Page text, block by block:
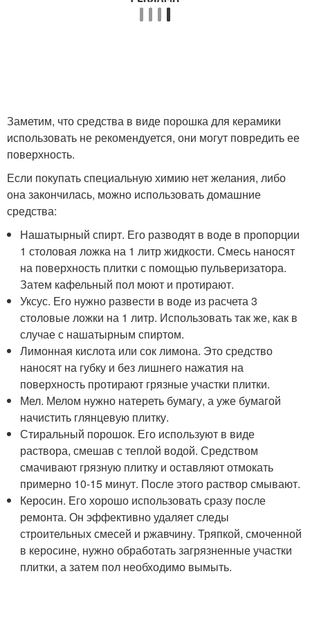
Заметим, что средства в виде порошка для керамики
использовать не рекомендуется, они могут повредить ее
поверхность.
Если покупать специальную химию нет желания, либо
она закончилась, можно использовать домашние
средства:
Нашатырный спирт. Его разводят в воде в пропорции
1 столовая ложка на 1 литр жидкости. Смесь наносят
на поверхность плитки с помощью пульверизатора.
Затем кафельный пол моют и протирают.
Уксус. Его нужно развести в воде из расчета 3
столовые ложки на 1 литр. Использовать так же, как в
случае с нашатырным спиртом.
Лимонная кислота или сок лимона. Это средство
наносят на губку и без лишнего нажатия на
поверхность протирают грязные участки плитки.
Мел. Мелом нужно натереть бумагу, а уже бумагой
начистить глянцевую плитку.
Стиральный порошок. Его используют в виде
раствора, смешав с теплой водой. Средством
смачивают грязную плитку и оставляют отмокать
примерно 10-15 минут. После этого раствор смывают.
Керосин. Его хорошо использовать сразу после
ремонта. Он эффективно удаляет следы
строительных смесей и ржавчину. Тряпкой, смоченной
в керосине, нужно обработать загрязненные участки
плитки, а затем пол необходимо вымыть.